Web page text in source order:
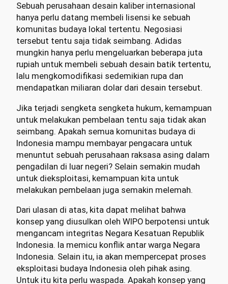
Sebuah perusahaan desain kaliber internasional
hanya perlu datang membeli lisensi ke sebuah
komunitas budaya lokal tertentu. Negosiasi
tersebut tentu saja tidak seimbang. Adidas
mungkin hanya perlu mengeluarkan beberapa juta
rupiah untuk membeli sebuah desain batik tertentu,
lalu mengkomodifikasi sedemikian rupa dan
mendapatkan miliaran dolar dari desain tersebut.
Jika terjadi sengketa sengketa hukum, kemampuan
untuk melakukan pembelaan tentu saja tidak akan
seimbang. Apakah semua komunitas budaya di
Indonesia mampu membayar pengacara untuk
menuntut sebuah perusahaan raksasa asing dalam
pengadilan di luar negeri? Selain semakin mudah
untuk dieksploitasi, kemampuan kita untuk
melakukan pembelaan juga semakin melemah.
Dari ulasan di atas, kita dapat melihat bahwa
konsep yang diusulkan oleh WIPO berpotensi untuk
mengancam integritas Negara Kesatuan Republik
Indonesia. Ia memicu konflik antar warga Negara
Indonesia. Selain itu, ia akan mempercepat proses
eksploitasi budaya Indonesia oleh pihak asing.
Untuk itu kita perlu waspada. Apakah konsep yang